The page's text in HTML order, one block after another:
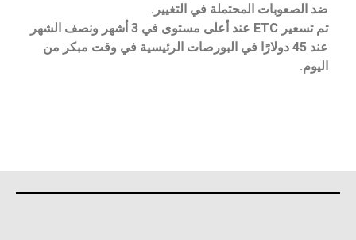
ضد الصعوبات المحتملة في التغيير.
تم تسعير ETC عند أعلى مستوى في 3 أشهر ونصف الشهر
عند 45 دولارًا في البورصات الرئيسية في وقت مبكر من
اليوم.